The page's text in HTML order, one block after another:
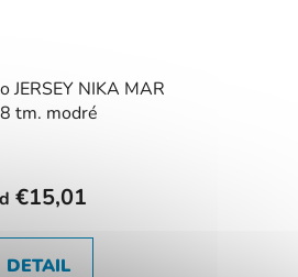
JERSEY NIKA MAR
tm. modré
€15,01
DETAIL